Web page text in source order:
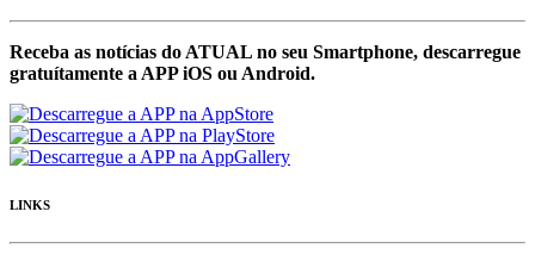
Receba as notícias do ATUAL no seu Smartphone, descarregue
gratuítamente a APP iOS ou Android.
LINKS